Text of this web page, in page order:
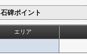
石碑ポイント
エリア